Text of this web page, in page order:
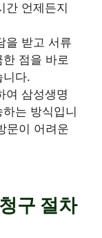
간 언제든지
을 받고 서류
점을 바로
니다.
여 삼성생명
는 방식입니
문이 어려운
구 절차